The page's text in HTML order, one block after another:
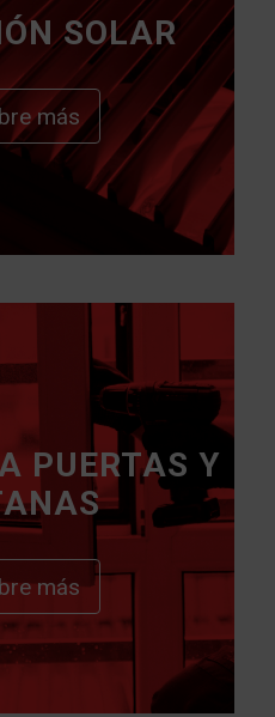
SOLAR
más
PUERTAS Y
más